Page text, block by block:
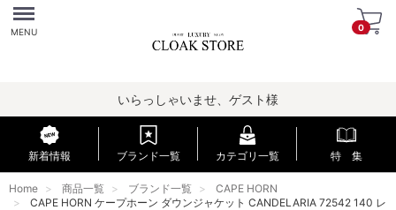
Menu
MENU 0
いらっしゃいませ、ゲスト様
新着情報 ブランド一覧 カテゴリ一覧 特 集
Home 商品一覧 ブランド一覧
CAPE HORN
CAPE HORN ケープホーン ダウンジャケット CANDELARIA 72542 140 レ